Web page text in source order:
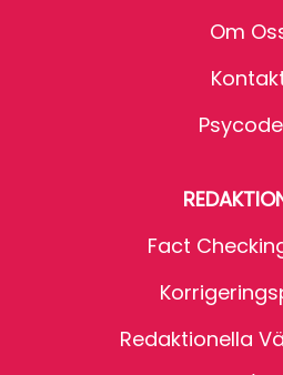
Om
Fact
Redaktionella